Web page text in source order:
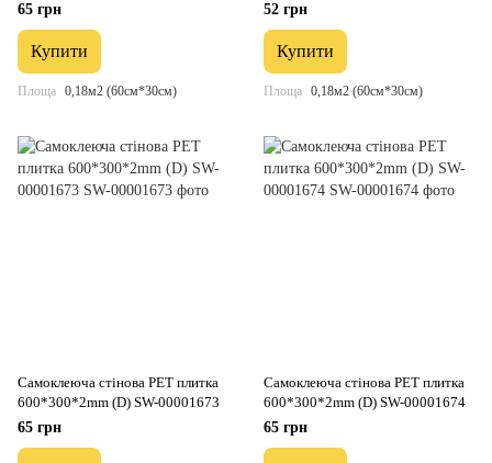
65 грн
Купити
Площа 0,18м2 (60см*30см)
52 грн
Купити
Площа 0,18м2 (60см*30см)
Самоклеюча стінова PET плитка
600*300*2mm (D) SW-00001673
65 грн
Самоклеюча стінова PET плитка
600*300*2mm (D) SW-00001674
65 грн